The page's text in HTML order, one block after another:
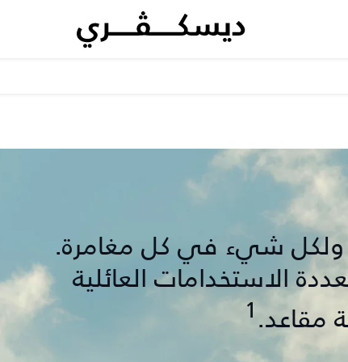
ولكل شيء في كل مغامرة.
الاستخدامات العائلية
مقاعد.1